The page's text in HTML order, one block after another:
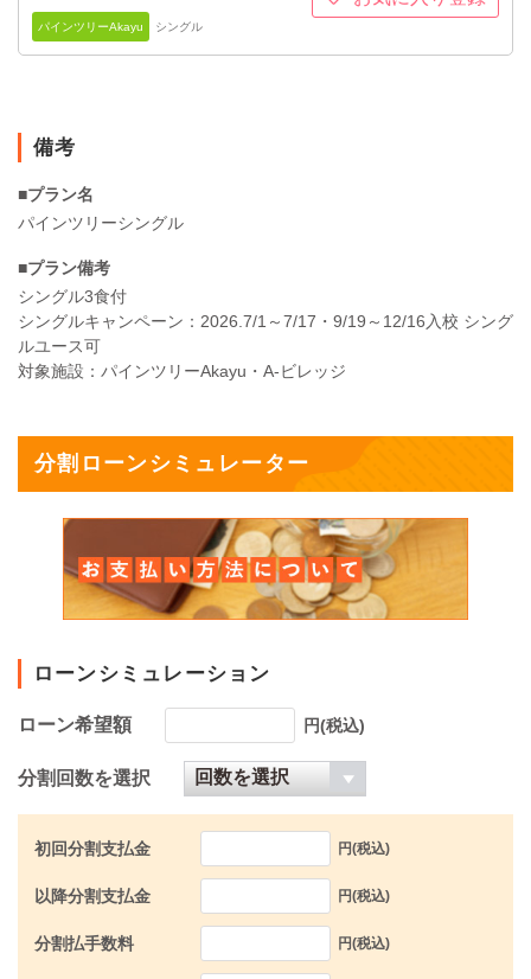
パインツリーAkayu シングル
備考
■プラン名
パインツリーシングル
■プラン備考
シングル3食付
シングルキャンペーン：2026.7/1～7/17・9/19～12/16入校 シング
ルユース可
対象施設：パインツリーAkayu・A-ビレッジ
分割ローンシミュレーター
ローンシミュレーション
ローン希望額 円(税込)
分割回数を選択
初回分割支払金 円(税込)
以降分割支払金 円(税込)
分割払手数料 円(税込)